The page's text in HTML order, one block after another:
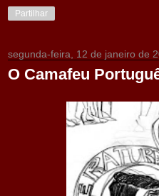
Partilhar
segunda-feira, 12 de janeiro de
O Camafeu